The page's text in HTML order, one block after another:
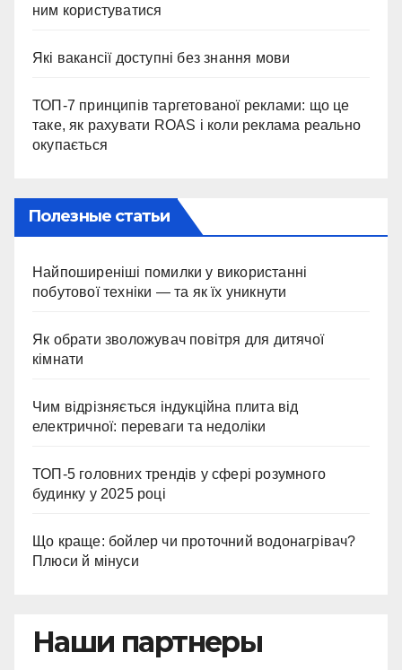
ним користуватися
Які вакансії доступні без знання мови
ТОП-7 принципів таргетованої реклами: що це
таке, як рахувати ROAS і коли реклама реально
окупається
Полезные статьи
Найпоширеніші помилки у використанні
побутової техніки — та як їх уникнути
Як обрати зволожувач повітря для дитячої
кімнати
Чим відрізняється індукційна плита від
електричної: переваги та недоліки
ТОП-5 головних трендів у сфері розумного
будинку у 2025 році
Що краще: бойлер чи проточний водонагрівач?
Плюси й мінуси
Наши партнеры